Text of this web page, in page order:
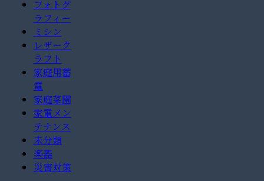
フォトグ
ラフィー
ミシン
レザーク
ラフト
家庭用蓄
電
家庭菜園
家電メン
テナンス
未分類
楽器
災害対策